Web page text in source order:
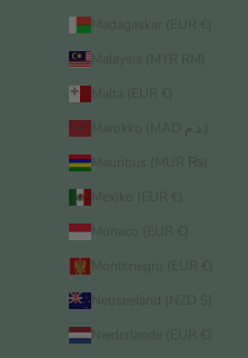
Madagaskar (EUR €)
Malaysia (MYR RM)
Malta (EUR €)
Mauritius (MUR ₨)
Mexiko (EUR €)
Monaco (EUR €)
Montenegro (EUR €)
Neuseeland (NZD $)
Niederlande (EUR €)